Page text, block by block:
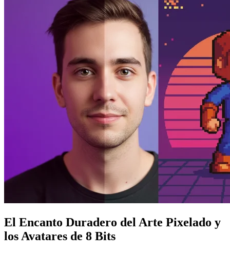
El Encanto Duradero del Arte Pixelado y
los Avatares de 8 Bits